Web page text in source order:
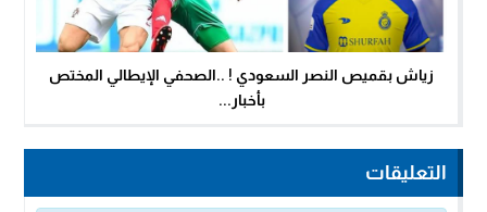
زياش بقميص النصر السعودي ! ..الصحفي الإيطالي المختص
بأخبار...
التعليقات